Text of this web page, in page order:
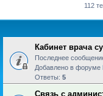
112
Кабинет врача
Последнее
Добавлено в форуме
Ответы: 5
Связь с